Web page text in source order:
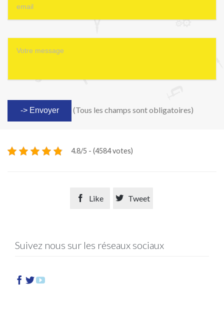
(Tous les champs sont obligatoires)
4.8/5 - (4584 votes)
 Like  Tweet
Suivez nous sur les réseaux sociaux
 